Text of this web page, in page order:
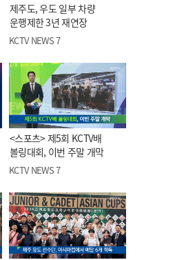
제주도, 우도 일부 차량
운행제한 3년 재연장
KCTV NEWS 7
<스포츠> 제5회 KCTV배
볼링대회, 이번 주말 개막
KCTV NEWS 7